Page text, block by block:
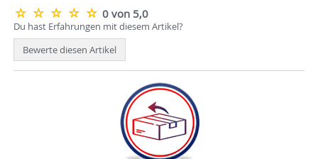
0 von 5,0
Du hast Erfahrungen mit diesem Artikel?
Bewerte diesen Artikel